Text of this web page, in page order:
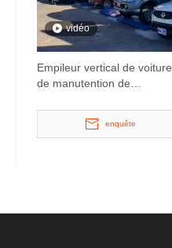
vidéo
Empileur vertical de voiture
de manutention de
enquête